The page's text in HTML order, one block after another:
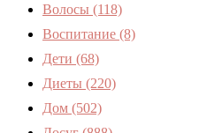
Волосы (118)
Воспитание (8)
Дети (68)
Диеты (220)
Дом (502)